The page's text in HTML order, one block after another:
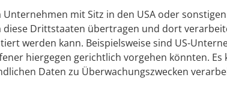
mit Sitz in den USA oder
Drittstaaten übertragen und dort
werden kann. Beispielsweise sind US-
hiergegen gerichtlich vorgehen könnten.
Daten zu Überwachungszwecken